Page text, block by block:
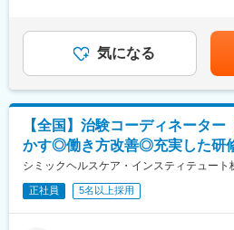
ペシャリストとして活躍する、幹
れます。入社後1年間は、同社の
生活中のサポート全般を担当いた
員
■業務の詳細：実務業務と並行し
学校に通います。年に４回程度、
自身の2年目以降のキャリアアプラ
ら、2年目以降の職種（施設 or 本
なりますと、経理、総務、人事な
す。また、一度本社帰任した後で
小規模多機能型居宅介護での勤務
月を支給賃金はあくまでも目安の
する可能性があります。月給(月額
気になる
【全国】治験コーディネータ
かす◎働き方改善◎充実した研
シミックヘルスケア・インスティテュート
正社員 5名以上採用